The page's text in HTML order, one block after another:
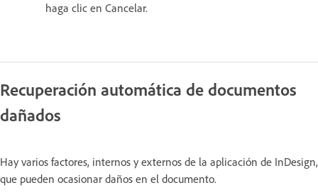
haga clic en Cancelar.
Recuperación automática de documentos
dañados
Hay varios factores, internos y externos de la aplicación de InDesign,
que pueden ocasionar daños en el documento.